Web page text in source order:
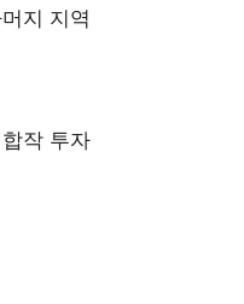
지 지역
작 투자